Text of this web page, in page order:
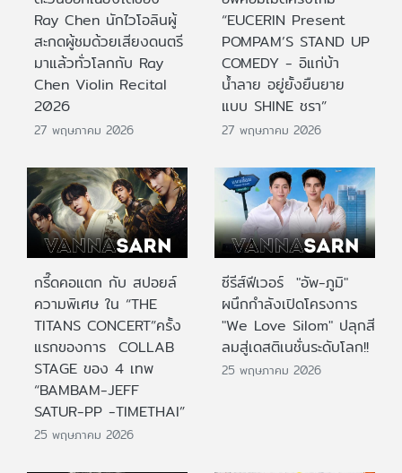
Ray Chen นักไวโอลินผู้
สะกดผู้ชมด้วยเสียงดนตรี
มาแล้วทั่วโลกกับ Ray
Chen Violin Recital
2026
27 พฤษภาคม 2026
“EUCERIN Present
POMPAM’S STAND UP
COMEDY - อิแก่บ้า
น้ำลาย อยู่ยั้งยืนยาย
แบบ SHINE ชรา”
27 พฤษภาคม 2026
กรี๊ดคอแตก กับ สปอยล์
ความพิเศษ ใน “THE
TITANS CONCERT”ครั้ง
แรกของการ COLLAB
STAGE ของ 4 เทพ
“BAMBAM-JEFF
SATUR-PP -TIMETHAI”
25 พฤษภาคม 2026
ซีรีส์ฟีเวอร์ "อัพ-ภูมิ"
ผนึกกำลังเปิดโครงการ
"We Love Silom" ปลุกสี
ลมสู่เดสติเนชั่นระดับโลก!!
25 พฤษภาคม 2026